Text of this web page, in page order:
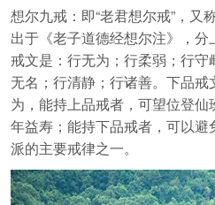
想尔九戒：即“老君想尔戒”，又
出于《老子道德经想尔注》，
戒文是：行无为；行柔弱；行
无名；行清静；行诸善。下品
为，能持上品戒者，可望位登
年益寿；能持下品戒者，可以
派的主要戒律之一。